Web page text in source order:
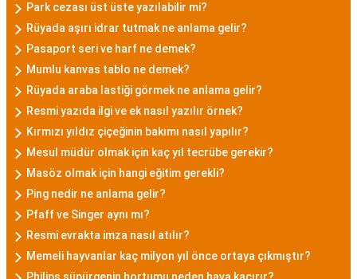
Park cezası üst üste yazılabilir mi?
Rüyada aşırı idrar tutmak ne anlama gelir?
Pasaport seri ve harf ne demek?
Mumlu kanvas tablo ne demek?
Rüyada araba lastiği görmek ne anlama gelir?
Resmi yazıda ilgi ve ek nasıl yazılır örnek?
Kırmızı yıldız çiçeğinin bakımı nasıl yapılır?
Mesul müdür olmak için kaç yıl tecrübe gerekir?
Masöz olmak için hangi eğitim gerekli?
Ping nedir ne anlama gelir?
Pfaff ve Singer aynı mı?
Resmi evrakta imza nasıl atılır?
Memeli hayvanlar kaç milyon yıl önce ortaya çıkmıştır?